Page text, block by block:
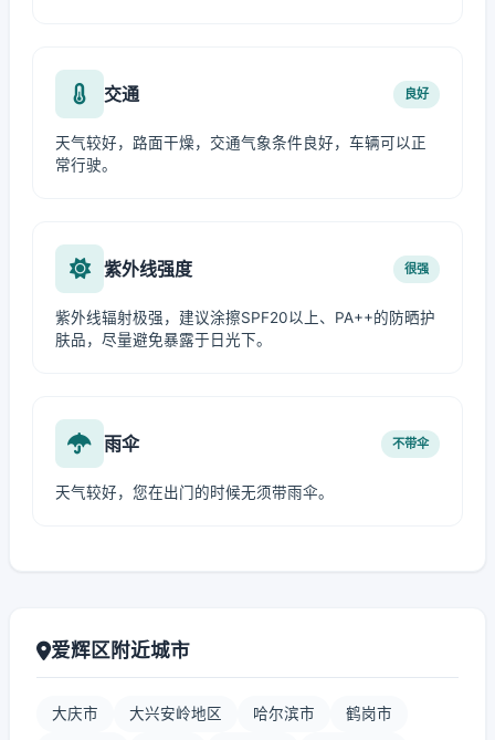
交通 良好
天气较好，路面干燥，交通气象条件良好，车辆可以正
常行驶。
紫外线强度 很强
紫外线辐射极强，建议涂擦SPF20以上、PA++的防晒护
肤品，尽量避免暴露于日光下。
雨伞 不带伞
天气较好，您在出门的时候无须带雨伞。
爱辉区附近城市
大庆市 大兴安岭地区 哈尔滨市 鹤岗市